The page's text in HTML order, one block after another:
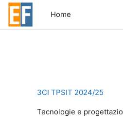
Vai al contenuto principale
Home
3CI TPSIT 2024/25
Tecnologie e